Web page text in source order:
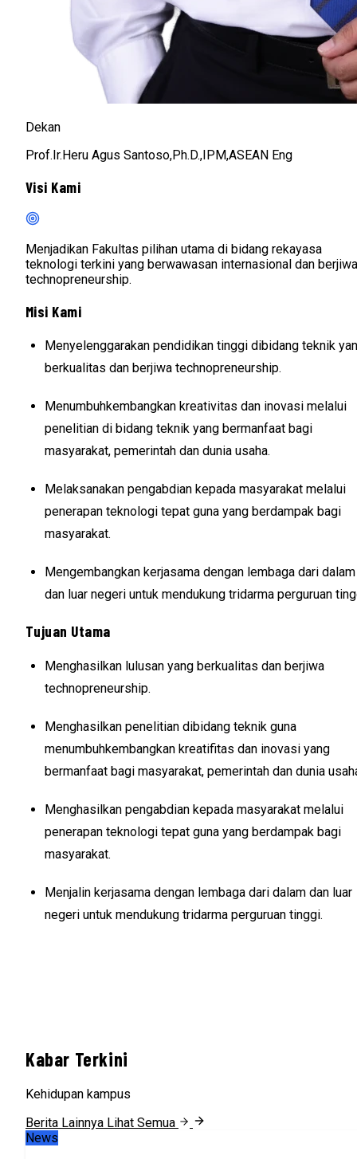
Dekan
Prof.Ir.Heru Agus Santoso,Ph.D.,IPM,ASEAN Eng
Visi Kami
Menjadikan Fakultas pilihan utama di bidang rekayasa
teknologi terkini yang berwawasan internasional dan berjiwa
technopreneurship.
Misi Kami
Menyelenggarakan pendidikan tinggi dibidang teknik
berkualitas dan berjiwa technopreneurship.
Menumbuhkembangkan kreativitas dan inovasi melalui
penelitian di bidang teknik yang bermanfaat bagi
masyarakat, pemerintah dan dunia usaha.
Melaksanakan pengabdian kepada masyarakat melalui
penerapan teknologi tepat guna yang berdampak bagi
masyarakat.
Mengembangkan kerjasama dengan lembaga dari dalam
dan luar negeri untuk mendukung tridarma perguruan
Tujuan Utama
Menghasilkan lulusan yang berkualitas dan berjiwa
technopreneurship.
Menghasilkan penelitian dibidang teknik guna
menumbuhkembangkan kreatifitas dan inovasi yang
bermanfaat bagi masyarakat, pemerintah dan dunia
Menghasilkan pengabdian kepada masyarakat melalui
penerapan teknologi tepat guna yang berdampak bagi
masyarakat.
Menjalin kerjasama dengan lembaga dari dalam dan luar
negeri untuk mendukung tridarma perguruan tinggi.
Kabar Terkini
Kehidupan kampus
Berita Lainnya Lihat Semua
News